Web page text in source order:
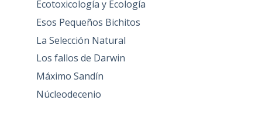
Ecotoxicología y Ecología
Esos Pequeños Bichitos
La Selección Natural
Los fallos de Darwin
Máximo Sandín
Núcleodecenio